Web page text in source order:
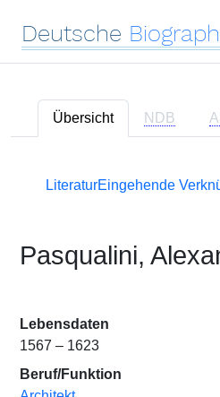
Deutsche
Übersicht NDB
LiteraturEingehende
Pasqualini,
Lebensdaten
1567 – 1623
Beruf/Funktion